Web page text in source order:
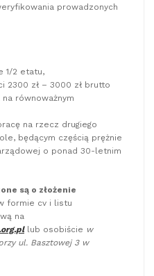
prowadzonych
1/2 etatu,
2300 zł – 3000 zł brutto
równoważnym
na rzecz drugiego
będącym częścią prężnie
o ponad 30-letnim
są o złożenie
formie cv i listu
na
lub osobiście w
ul. Basztowej 3 w